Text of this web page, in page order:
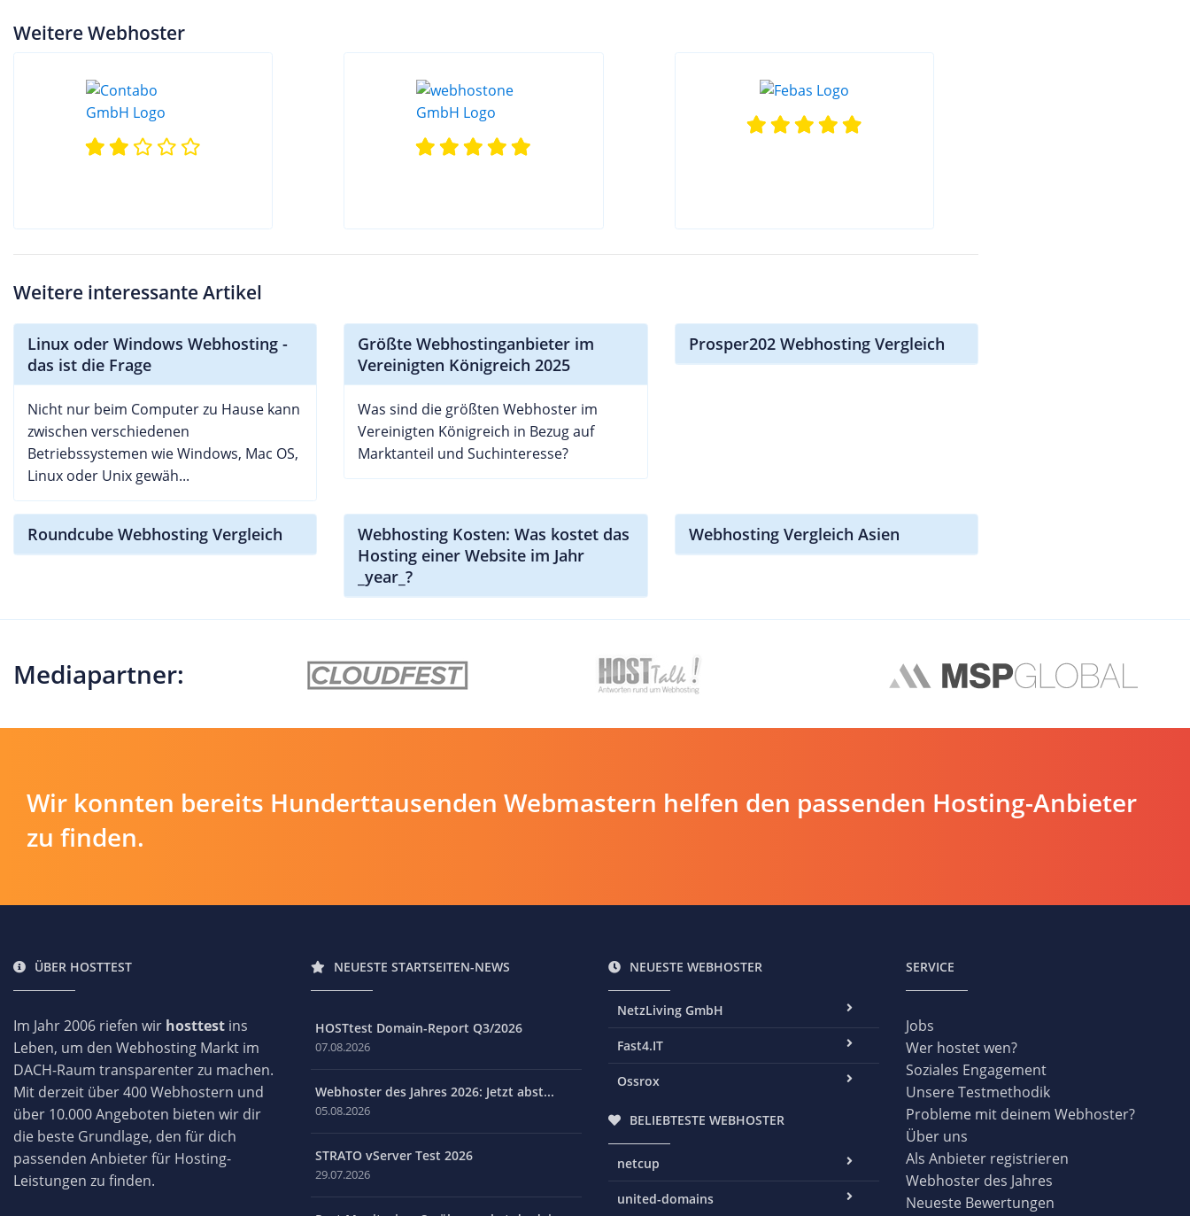
Weitere Webhoster
Weitere interessante Artikel
Linux oder Windows Webhosting -
das ist die Frage
Nicht nur beim Computer zu Hause kann
zwischen verschiedenen
Betriebssystemen wie Windows, Mac OS,
Linux oder Unix gewäh...
Größte Webhostinganbieter im
Vereinigten Königreich 2025
Was sind die größten Webhoster im
Vereinigten Königreich in Bezug auf
Marktanteil und Suchinteresse?
Prosper202 Webhosting Vergleich
Roundcube Webhosting Vergleich
Webhosting Kosten: Was kostet das
Hosting einer Website im Jahr
_year_?
Webhosting Vergleich Asien
Mediapartner:
Wir konnten bereits Hunderttausenden Webmastern helfen den passenden Hosting-Anbieter
zu finden.
ÜBER HOSTTEST
Im Jahr 2006 riefen wir hosttest ins
Leben, um den Webhosting Markt im
DACH-Raum transparenter zu machen.
Mit derzeit über 400 Webhostern und
über 10.000 Angeboten bieten wir dir
die beste Grundlage, den für dich
passenden Anbieter für Hosting-
Leistungen zu finden.
NEUESTE STARTSEITEN-NEWS
HOSTtest Domain-Report Q3/2026
07.08.2026
Webhoster des Jahres 2026: Jetzt abst...
05.08.2026
STRATO vServer Test 2026
29.07.2026
NEUESTE WEBHOSTER
NetzLiving GmbH
Fast4.IT
Ossrox
BELIEBTESTE WEBHOSTER
netcup
united-domains
SERVICE
Jobs
Wer hostet wen?
Soziales Engagement
Unsere Testmethodik
Probleme mit deinem Webhoster?
Über uns
Als Anbieter registrieren
Webhoster des Jahres
Neueste Bewertungen